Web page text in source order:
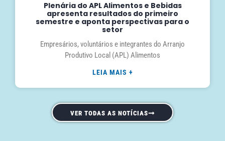
Plenária do APL Alimentos e Bebidas
apresenta resultados do primeiro
semestre e aponta perspectivas para o
setor
Empresários, voluntários e integrantes do Arranjo
Produtivo Local (APL) Alimentos
LEIA MAIS +
VER TODAS AS NOTÍCIAS